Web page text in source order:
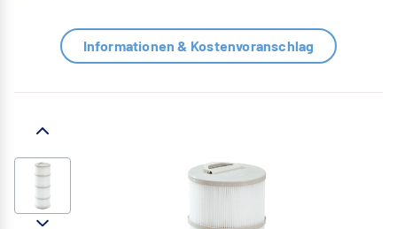
Informationen & Kostenvoranschlag